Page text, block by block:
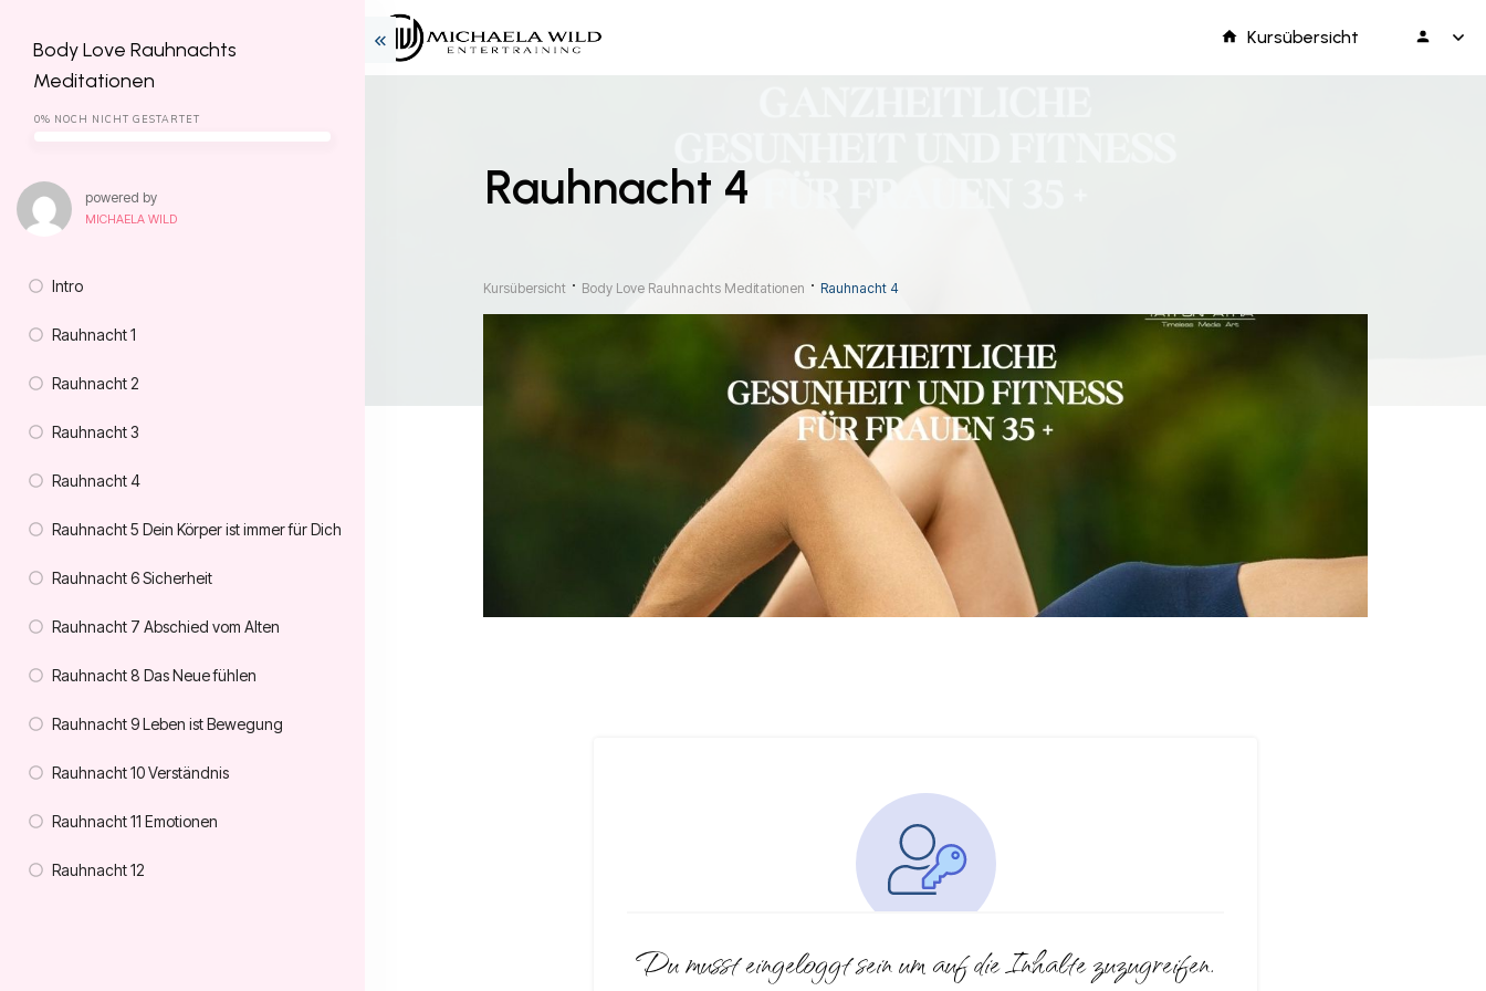
Kursübersicht
Rauhnacht 4
Kursübersicht Body Love Rauhnachts Meditationen Rauhnacht 4
Du musst eingeloggt sein um auf die Inhalte zuzugreifen.
Body Love Rauhnachts
Meditationen
0% NOCH NICHT GESTARTET
powered by
MICHAELA WILD
Intro
Rauhnacht 1
Rauhnacht 2
Rauhnacht 3
Rauhnacht 4
Rauhnacht 5 Dein Körper ist immer für Dich
Rauhnacht 6 Sicherheit
Rauhnacht 7 Abschied vom Alten
Rauhnacht 8 Das Neue fühlen
Rauhnacht 9 Leben ist Bewegung
Rauhnacht 10 Verständnis
Rauhnacht 11 Emotionen
Rauhnacht 12